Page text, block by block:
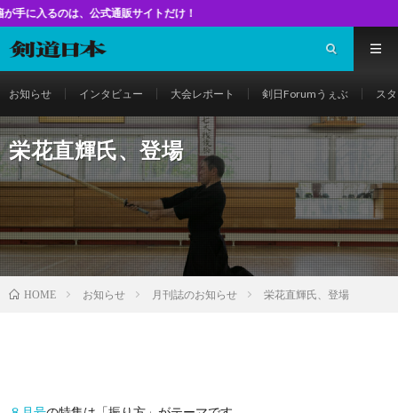
、公式通販サイトだけ！
お知らせ インタビュー 大会レポート 剣日Forumうぇぶ ス
栄花直輝氏、登場
HOME お知らせ 月刊誌のお知らせ 栄花直輝氏、登場